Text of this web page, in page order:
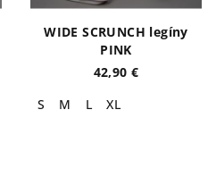
WIDE SCRUNCH legíny
PINK
42,90 €
S
M L XL